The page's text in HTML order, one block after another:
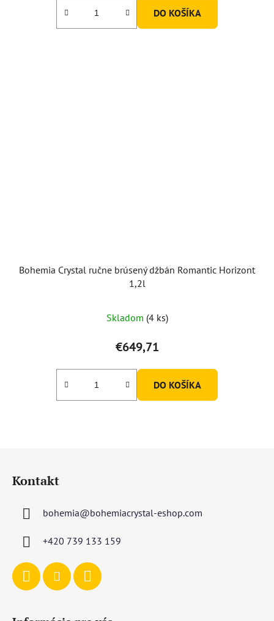
DO KOŠÍKA
Bohemia Crystal ručne brúsený džbán Romantic Horizont
1,2l
Skladom (4 ks)
€649,71
DO KOŠÍKA
Kontakt
bohemia@bohemiacrystal-eshop.com
+420 739 133 159